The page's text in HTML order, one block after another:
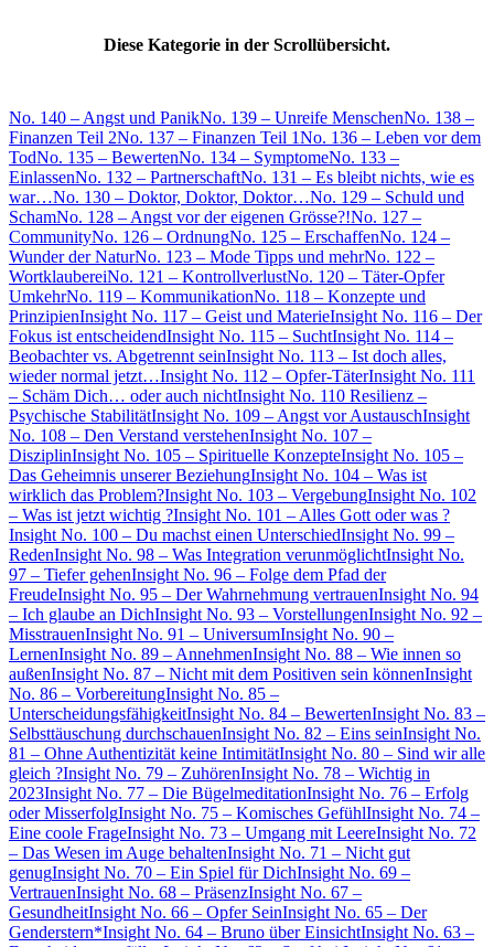
Diese Kategorie in der Scrollübersicht.
No. 140 – Angst und PanikNo. 139 – Unreife MenschenNo. 138 –
Finanzen Teil 2No. 137 – Finanzen Teil 1No. 136 – Leben vor dem
TodNo. 135 – BewertenNo. 134 – SymptomeNo. 133 –
EinlassenNo. 132 – PartnerschaftNo. 131 – Es bleibt nichts, wie es
war…No. 130 – Doktor, Doktor, Doktor…No. 129 – Schuld und
SchamNo. 128 – Angst vor der eigenen Grösse?!No. 127 –
CommunityNo. 126 – OrdnungNo. 125 – ErschaffenNo. 124 –
Wunder der NaturNo. 123 – Mode Tipps und mehrNo. 122 –
WortklaubereiNo. 121 – KontrollverlustNo. 120 – Täter-Opfer
UmkehrNo. 119 – KommunikationNo. 118 – Konzepte und
PrinzipienInsight No. 117 – Geist und MaterieInsight No. 116 – Der
Fokus ist entscheidendInsight No. 115 – SuchtInsight No. 114 –
Beobachter vs. Abgetrennt seinInsight No. 113 – Ist doch alles,
wieder normal jetzt…Insight No. 112 – Opfer-TäterInsight No. 111
– Schäm Dich… oder auch nichtInsight No. 110 Resilienz –
Psychische StabilitätInsight No. 109 – Angst vor AustauschInsight
No. 108 – Den Verstand verstehenInsight No. 107 –
DisziplinInsight No. 105 – Spirituelle KonzepteInsight No. 105 –
Das Geheimnis unserer BeziehungInsight No. 104 – Was ist
wirklich das Problem?Insight No. 103 – VergebungInsight No. 102
– Was ist jetzt wichtig ?Insight No. 101 – Alles Gott oder was ?
Insight No. 100 – Du machst einen UnterschiedInsight No. 99 –
RedenInsight No. 98 – Was Integration verunmöglichtInsight No.
97 – Tiefer gehenInsight No. 96 – Folge dem Pfad der
FreudeInsight No. 95 – Der Wahrnehmung vertrauenInsight No. 94
– Ich glaube an DichInsight No. 93 – VorstellungenInsight No. 92 –
MisstrauenInsight No. 91 – UniversumInsight No. 90 –
LernenInsight No. 89 – AnnehmenInsight No. 88 – Wie innen so
außenInsight No. 87 – Nicht mit dem Positiven sein könnenInsight
No. 86 – VorbereitungInsight No. 85 –
UnterscheidungsfähigkeitInsight No. 84 – BewertenInsight No. 83 –
Selbsttäuschung durchschauenInsight No. 82 – Eins seinInsight No.
81 – Ohne Authentizität keine IntimitätInsight No. 80 – Sind wir alle
gleich ?Insight No. 79 – ZuhörenInsight No. 78 – Wichtig in
2023Insight No. 77 – Die BügelmeditationInsight No. 76 – Erfolg
oder MisserfolgInsight No. 75 – Komisches GefühlInsight No. 74 –
Eine coole FrageInsight No. 73 – Umgang mit LeereInsight No. 72
– Das Wesen im Auge behaltenInsight No. 71 – Nicht gut
genugInsight No. 70 – Ein Spiel für DichInsight No. 69 –
VertrauenInsight No. 68 – PräsenzInsight No. 67 –
GesundheitInsight No. 66 – Opfer SeinInsight No. 65 – Der
Genderstern*Insight No. 64 – Bruno über EinsichtInsight No. 63 –